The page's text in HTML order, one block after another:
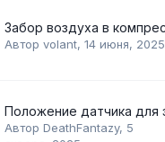
Автор volant, 14 июня, 2025
Автор DeathFantazy, 5